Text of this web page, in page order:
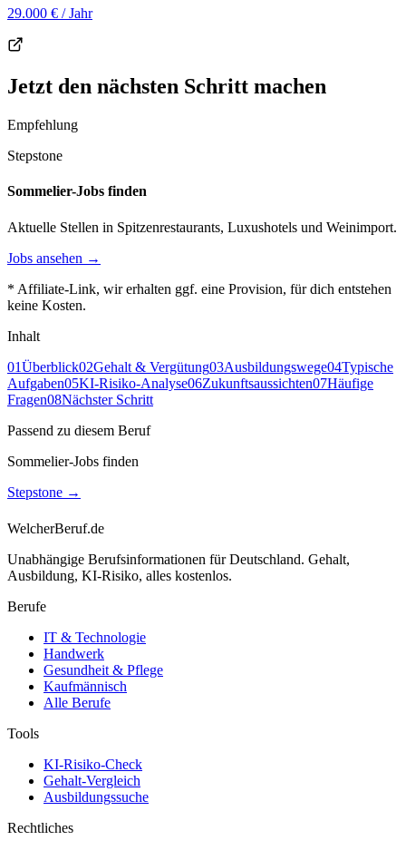
29.000 € / Jahr
Jetzt den nächsten Schritt machen
Empfehlung
Stepstone
Sommelier-Jobs finden
Aktuelle Stellen in Spitzenrestaurants, Luxushotels und Weinimport.
Jobs ansehen →
* Affiliate-Link, wir erhalten ggf. eine Provision, für dich entstehen
keine Kosten.
Inhalt
01Überblick02Gehalt & Vergütung03Ausbildungswege04Typische
Aufgaben05KI-Risiko-Analyse06Zukunftsaussichten07Häufige
Fragen08Nächster Schritt
Passend zu diesem Beruf
Sommelier-Jobs finden
Stepstone →
WelcherBeruf.de
Unabhängige Berufsinformationen für Deutschland. Gehalt,
Ausbildung, KI-Risiko, alles kostenlos.
Berufe
IT & Technologie
Handwerk
Gesundheit & Pflege
Kaufmännisch
Alle Berufe
Tools
KI-Risiko-Check
Gehalt-Vergleich
Ausbildungssuche
Rechtliches